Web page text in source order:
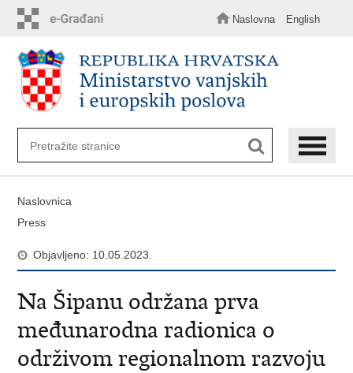
sadržaj
Naslovna English
Naslovnica
Press
Objavljeno: 10.05.2023.
Na Šipanu održana prva
međunarodna radionica o
održivom regionalnom razvoju